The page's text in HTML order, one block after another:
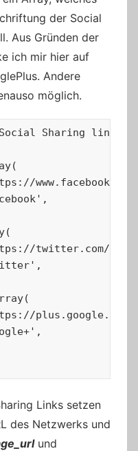
der Social
Aus Gründen der
ich mir hier auf
Andere
möglich.
Sharing links.
twitter.com/
Links setzen
des Netzwerks und
und